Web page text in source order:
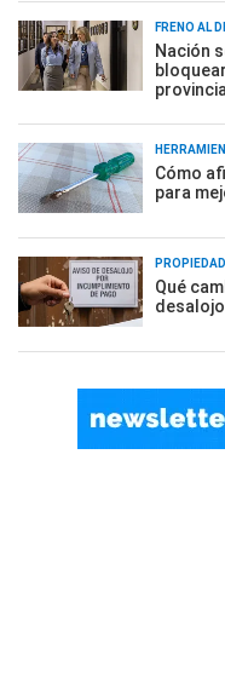
FRENO AL
Nación
provincia
Cómo
para
Qué